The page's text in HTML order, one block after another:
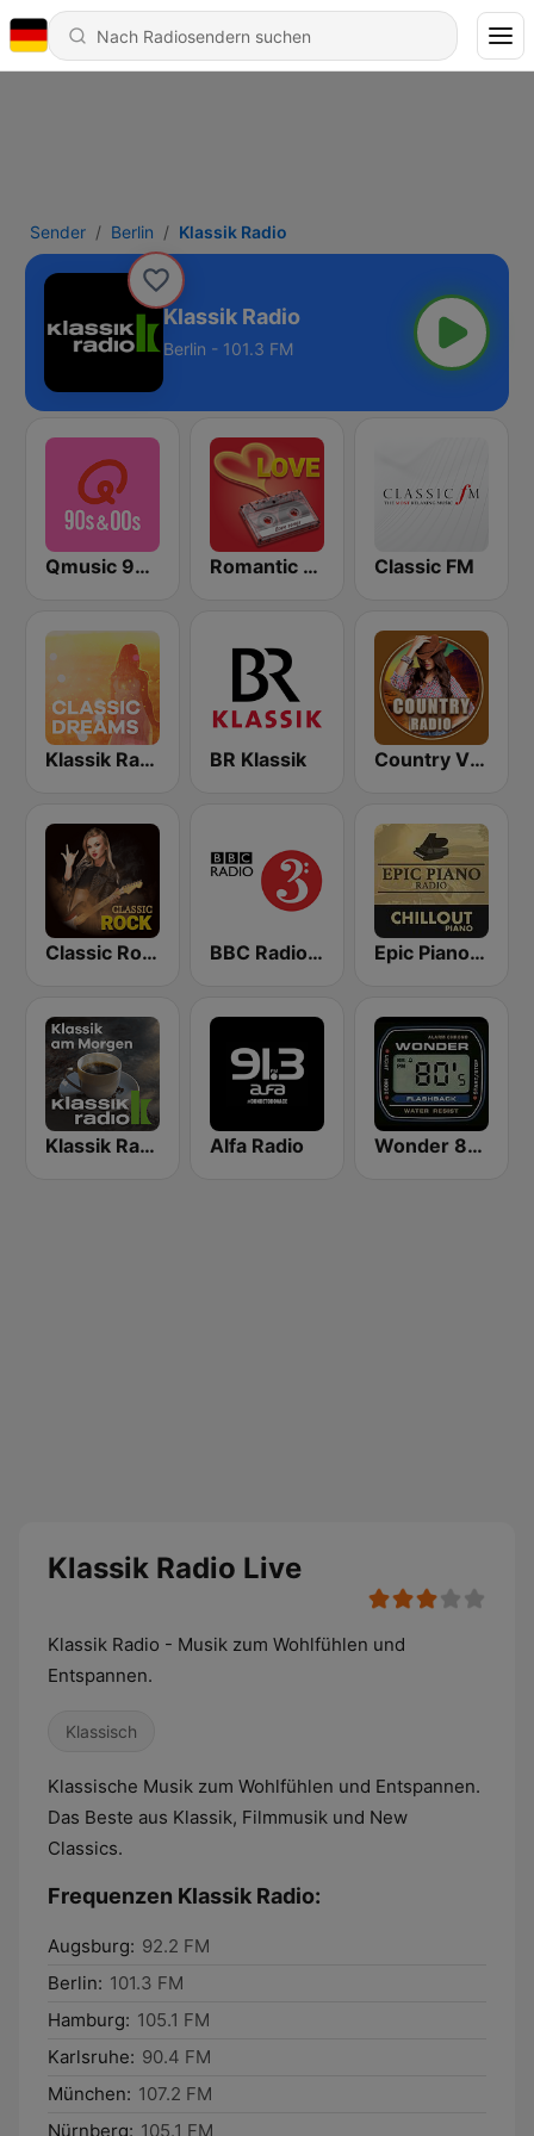
Sender Berlin Klassik Radio
Klassik Radio
Berlin - 101.3 FM
Qmusic 90's & 00's Romantic Vibes Classic FM
Klassik Radio Classic Dreams BR Klassik Country Vibes
Classic Rock Station BBC Radio 3 Epic Piano - CHILLOUT PIANO
Klassik Radio Klassik am Morgen Alfa Radio Wonder 80's
Klassik Radio Live
Klassik Radio - Musik zum Wohlfühlen und
Entspannen.
Klassisch
Klassische Musik zum Wohlfühlen und Entspannen.
Das Beste aus Klassik, Filmmusik und New
Classics.
Frequenzen Klassik Radio:
Augsburg: 92.2 FM
Berlin: 101.3 FM
Hamburg: 105.1 FM
Karlsruhe: 90.4 FM
München: 107.2 FM
Nürnberg: 105.1 FM